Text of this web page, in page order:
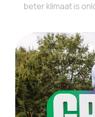
beter klimaat is